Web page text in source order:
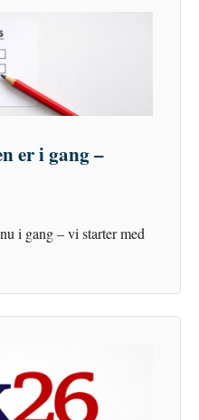
er i gang –
i gang – vi starter med